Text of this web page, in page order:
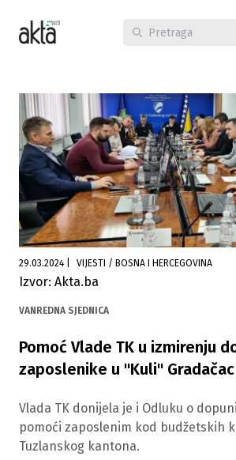
29.03.2024 VIJESTI / BOSNA I HERCEGOVINA
Izvor: Akta.ba
VANREDNA SJEDNICA
Pomoć Vlade TK u izmirenju
zaposlenike u "Kuli" Gradačac
Vlada TK donijela je i Odluku o
pomoći zaposlenim kod budžetskih
Tuzlanskog kantona.